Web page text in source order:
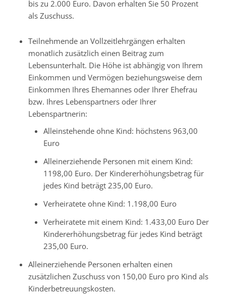
bis zu 2.000 Euro. Davon erhalten Sie 50 Prozent
als Zuschuss.
Teilnehmende an Vollzeitlehrgängen erhalten
monatlich zusätzlich einen Beitrag zum
Lebensunterhalt. Die Höhe ist abhängig von Ihrem
Einkommen und Vermögen beziehungsweise dem
Einkommen Ihres Ehemannes oder Ihrer Ehefrau
bzw. Ihres Lebenspartners oder Ihrer
Lebenspartnerin:
Alleinstehende ohne Kind: höchstens 963,00
Euro
Alleinerziehende Personen mit einem Kind:
1198,00 Euro. Der Kindererhöhungsbetrag für
jedes Kind beträgt 235,00 Euro.
Verheiratete ohne Kind: 1.198,00 Euro
Verheiratete mit einem Kind: 1.433,00 Euro Der
Kindererhöhungsbetrag für jedes Kind beträgt
235,00 Euro.
Alleinerziehende Personen erhalten einen
zusätzlichen Zuschuss von 150,00 Euro pro Kind als
Kinderbetreuungskosten.